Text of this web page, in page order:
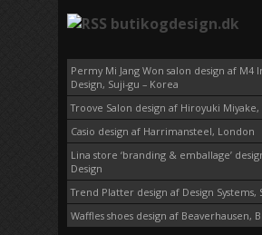
butikogdesign.dk
Permy Mi Jang Won salon design af M4
Design, Suji-gu – Korea
Troove Salon design af Hiroyuki Miyake,
Casio design af Harrimansteel, London
Lina store ‘branding & emballage’
Design
Trend Platter design af Design Systems,
Waffles shoes design af Beaverhausen,